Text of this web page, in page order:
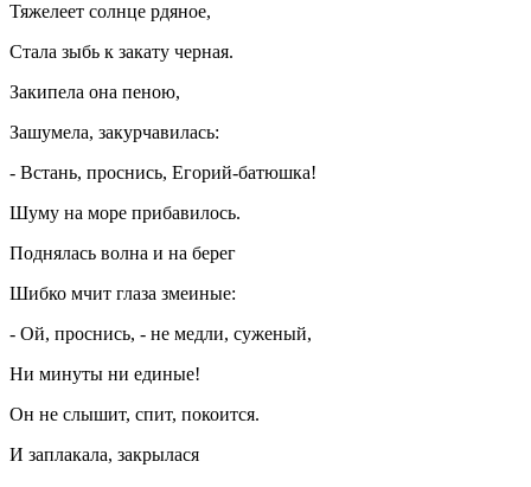
Тяжелеет солнце рдяное,
Стала зыбь к закату черная.
Закипела она пеною,
Зашумела, закурчавилась:
- Встань, проснись, Егорий-батюшка!
Шуму на море прибавилось.
Поднялась волна и на берег
Шибко мчит глаза змеиные:
- Ой, проснись, - не медли, суженый,
Ни минуты ни единые!
Он не слышит, спит, покоится.
И заплакала, закрылася